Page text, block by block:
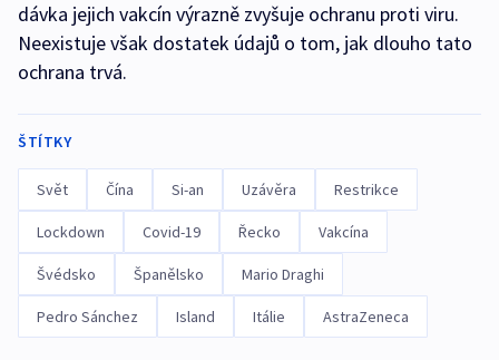
dávka jejich vakcín výrazně zvyšuje ochranu proti viru.
Neexistuje však dostatek údajů o tom, jak dlouho tato
ochrana trvá.
ŠTÍTKY
Svět Čína Si-an Uzávěra Restrikce
Lockdown Covid-19 Řecko Vakcína
Švédsko Španělsko Mario Draghi
Pedro Sánchez Island Itálie AstraZeneca